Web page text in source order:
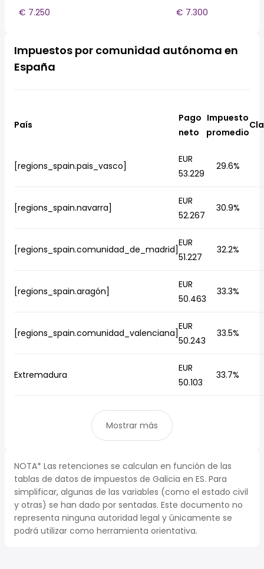
€ 7.250
€ 7.300
Impuestos por comunidad autónoma en
España
País
Pago
neto
Impuesto
promedio
[regions_spain.pais_vasco]
EUR
53.229
29.6%
[regions_spain.navarra]
EUR
52.267
30.9%
[regions_spain.comunidad_de_madrid]
EUR
51.227
32.2%
[regions_spain.aragón]
EUR
50.463
33.3%
[regions_spain.comunidad_valenciana]
EUR
50.243
33.5%
Extremadura
EUR
50.103
33.7%
Mostrar más
NOTA* Las retenciones se calculan en función de las
tablas de datos de impuestos de Galicia en ES. Para
simplificar, algunas de las variables (como el estado civil
y otras) se han dado por sentadas. Este documento no
representa ninguna autoridad legal y únicamente se
podrá utilizar como herramienta orientativa.